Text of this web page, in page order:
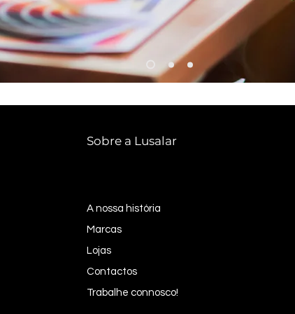
Sobre a Lusalar
A nossa história
Marcas
Lojas
Contactos
Trabalhe connosco!